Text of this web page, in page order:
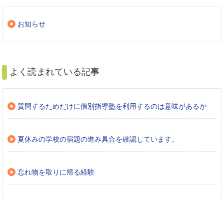
お知らせ
よく読まれている記事
質問するためだけに個別指導塾を利用するのは意味があるか
夏休みの学校の宿題の進み具合を確認しています。
忘れ物を取りに帰る経験